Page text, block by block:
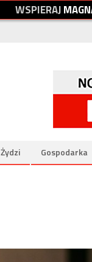
WSPIERAJMAGN
Żydzi Gospodarka